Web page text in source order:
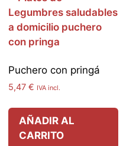
Puchero con pringá
5,47 € IVA incl.
AÑADIR AL
CARRITO